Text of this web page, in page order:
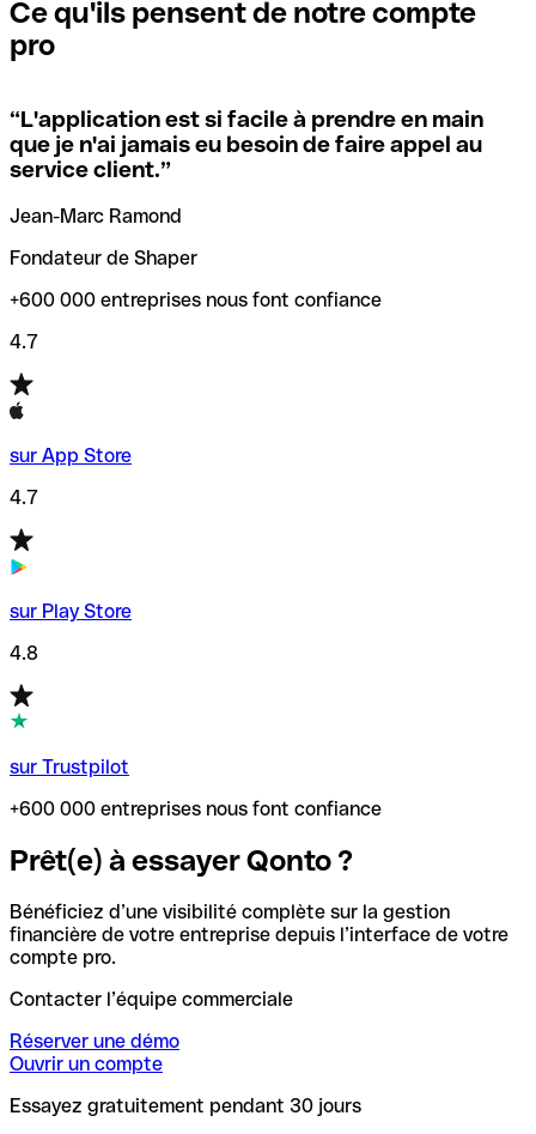
signifie que vous avez le code de l'une des succursales
locales.
Si vous n'êtes pas sûr du code SWIFT que vous devriez
utiliser, nous avons développé un outil de recherche de
codes SWIFT par nom de banque.
vérification/recherche de codes SWIFT. Ainsi, vous pouvez
trouver et vérifier vos codes SWIFT avant de réaliser vos
transferts d’argent.
Ce qu'ils pensent de notre compte
pro
“L'application est si facile à prendre en main
que je n'ai jamais eu besoin de faire appel au
service client.”
Jean-Marc Ramond
Fondateur de Shaper
+600 000 entreprises nous font confiance
4.7
sur App Store
4.7
sur Play Store
4.8
sur Trustpilot
+600 000 entreprises nous font confiance
Prêt(e) à essayer Qonto ?
Bénéficiez d’une visibilité complète sur la gestion
financière de votre entreprise depuis l’interface de votre
compte pro.
Contacter l’équipe commerciale
Réserver une démo
Ouvrir un compte
Essayez gratuitement pendant 30 jours